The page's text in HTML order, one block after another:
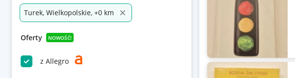
Turek, Wielkopolskie, +0 km
Oferty NOWOŚĆ!
z Allegro